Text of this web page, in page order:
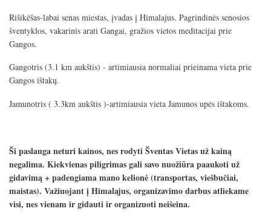
Rišikėšas-labai senas miestas, įvadas į Himalajus. Pagrindinės senosios
šventyklos, vakarinis arati Gangai, gražios vietos meditacijai prie
Gangos.
Gangotris (3.1 km aukštis) - artimiausia normaliai prieinama vieta prie
Gangos ištakų.
Jamunotris ( 3.3km aukštis )-artimiausia vieta Jamunos upės ištakoms.
Ši paslauga neturi kainos, nes rodyti Šventas Vietas už kainą
negalima. Kiekvienas piligrimas gali savo nuožiūra paaukoti už
gidavimą + padengiama mano kelionė (transportas, viešbučiai,
maistas). Važiuojant į Himalajus, organizavimo darbus atliekame
visi, nes vienam ir gidauti ir organizuoti neišeina.